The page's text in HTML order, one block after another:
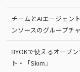
チームとAIエージェン
ンソースのグループチ
BYOKで使えるオープ
ト・「Skim」